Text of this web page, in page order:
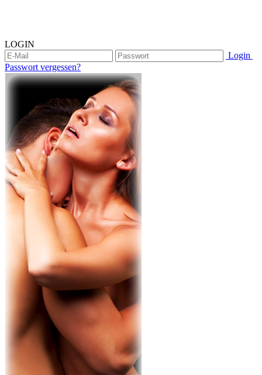
LOGIN
Login
Passwort vergessen?